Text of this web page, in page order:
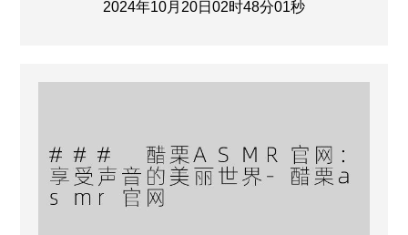
2024年10月20日02时48分01秒